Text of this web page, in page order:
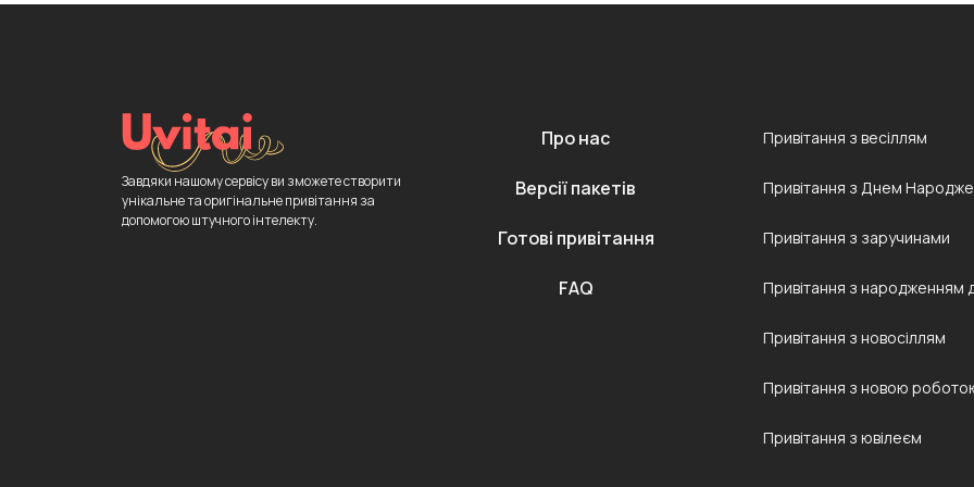
Завдяки нашому сервісу ви зможете створити
унікальне та оригінальне привітання за
допомогою штучного інтелекту.
Про нас
Версії пакетів
Готові привітання
FAQ
Привітання з весіллям
Привітання з Днем
Привітання з заручинами
Привітання з народженням
Привітання з новосіллям
Привітання з новою
Привітання з ювілеєм